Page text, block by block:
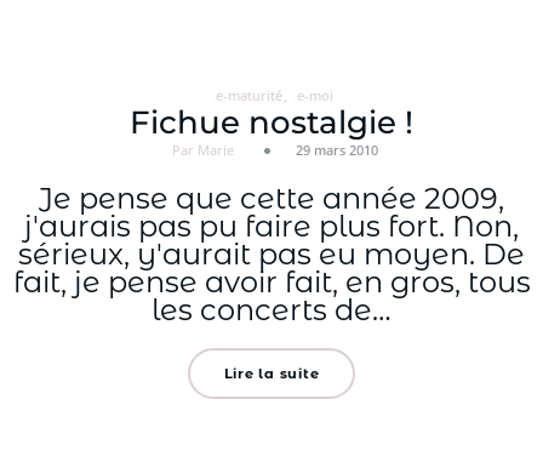
e-maturité e-moi
Fichue nostalgie !
Par Marie 29 mars 2010
Je pense que cette année 2009,
j'aurais pas pu faire plus fort. Non,
sérieux, y'aurait pas eu moyen. De
fait, je pense avoir fait, en gros, tous
les concerts de…
Lire la suite